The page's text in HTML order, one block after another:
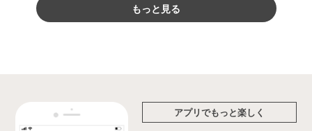
もっと見る
アプリでもっと楽しく